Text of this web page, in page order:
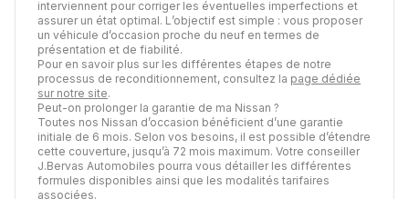
interviennent pour corriger les éventuelles imperfections et
assurer un état optimal. L’objectif est simple : vous proposer
un véhicule d’occasion proche du neuf en termes de
présentation et de fiabilité.
Pour en savoir plus sur les différentes étapes de notre
processus de reconditionnement, consultez la page dédiée
sur notre site.
Peut-on prolonger la garantie de ma Nissan ?
Toutes nos Nissan d’occasion bénéficient d’une garantie
initiale de 6 mois. Selon vos besoins, il est possible d’étendre
cette couverture, jusqu’à 72 mois maximum. Votre conseiller
J.Bervas Automobiles pourra vous détailler les différentes
formules disponibles ainsi que les modalités tarifaires
associées.